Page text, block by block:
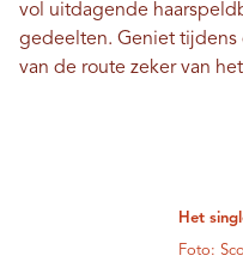
vol uitdagende
gedeelten. Geniet
van de route zeker van
Het
Foto: